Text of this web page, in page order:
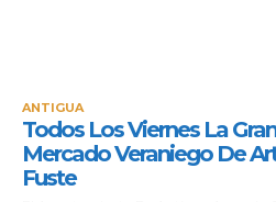
ANTIGUA
Todos Los Viernes La
Mercado Veraniego De
Fuste